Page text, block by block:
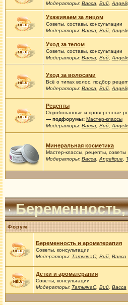
Модераторы: Васса Вий,
Ухаживаем за лицом
Советы, составы, консультации
Модераторы: Васса Вий,
Уход за телом
Советы, составы, консультации
Модераторы: Васса Вий,
Уход за волосами
Всё о типах волос, подбор
Модераторы: Васса Вий,
Рецепты
Опробованные и проверенные
— подфорумы: Мастер-классы
Модераторы: Васса Вий,
Минеральная косметика
Мастер-классы, рецепты, советы
Модераторы: Васса Angelique,
Форум
Беременность и ароматерапия
Советы, консультации
Модераторы: ТатьянаС, Вий, Васса
Детки и ароматерапия
Советы, консультации
Модераторы: ТатьянаС, Вий, Васса